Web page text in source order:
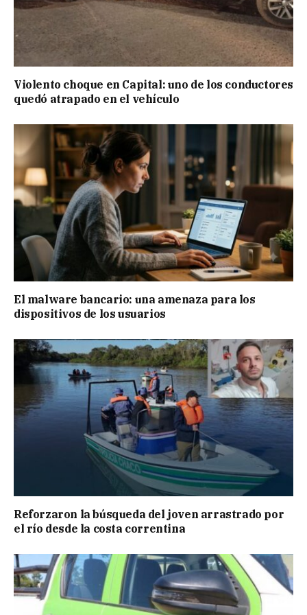
Violento choque en Capital: uno de los conductores
quedó atrapado en el vehículo
El malware bancario: una amenaza para los
dispositivos de los usuarios
Reforzaron la búsqueda del joven arrastrado por
el río desde la costa correntina